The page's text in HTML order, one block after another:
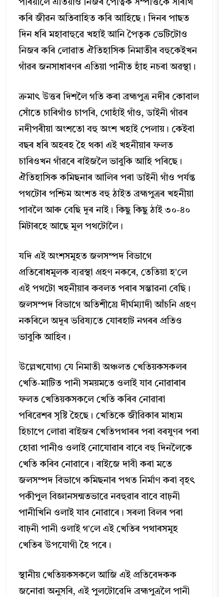
পৰিয়ালে এতিয়াও নিজৰ পৈত্বিক সম্পত্তিকে সাৰথি
কৰি জীৱন অতিবাহিত কৰি আহিছে। দিনৰ পাছত
দিন ধৰি মহাবাহুৱে খহাই আনি পৈতৃক ভেটিটোও
নিজৰ কৰি লোৱাত ঐতিহাসিক নিমাতীৰ বহুকেইখন
গাঁৱৰ জনসাধাৰণৰ এতিয়া পানীত হাঁহ নচৰা অৱস্থা।
ক্ৰমাৎ উত্তৰ দিশলৈ গতি কৰা ব্ৰহ্মপুত্ৰ নদীৰ কোবাল
সোঁতে চাৰিগাঁও চাপৰি, গোহাঁই গাঁও, ডাইনী গাঁৱৰ
নদীপৰীয়া অংশতো বহু অংশ খহাই পেলায়। কেইবা
বছৰ ধৰি অহৰহ হৈ থকা এই খহনীয়াৰ ফলত
চাৰিওখন গাঁৱৰে ৰাইজলৈ ভাবুকি আহি পৰিছে।
ঐতিহাসিক কমিছনাৰ আলিৰ পৰা ডাইনী গাঁও পর্যন্ত
পথটোৰ পশ্চিম অংশত বহু ঠাইত ব্ৰহ্মপুত্ৰৰ খহনীয়া
পাবলৈ আৰু বেছি দূৰ নাই। কিছু কিছু ঠাই ৩০-৪০
মিটাৰহে আছে মূল পথটোলৈ।
যদি এই অংশসমূহত জলসম্পদ বিভাগে
প্ৰতিৰোধমূলক ব্যৱস্থা গ্রহণ নকৰে, তেতিয়া হ'লে
এই পথটো খহনীয়াৰ কবলত পৰাৰ সম্ভাৱনা বেছি।
জলসম্পদ বিভাগে অতিশীঘ্রে দীর্ঘম্যাদী আঁচনি গ্রহণ
নকৰিলে অদূৰ ভৱিষ্যতে যোৰহাট নগৰৰ প্ৰতিও
ভাবুকি আহিব।
উল্লেখযোগ্য যে নিমাতী অঞ্চলত খেতিয়কসকলৰ
খেতি-মাটিত পানী সময়মতে ওলাই যাব নোৱাৰাৰ
ফলত খেতিয়কসকলে খেতি কৰিব নোৱাৰা
পৰিৱেশৰ সৃষ্টি হৈছে। খেতিকে জীৱিকাৰ মাধ্যম
হিচাপে লোৱা ৰাইজৰ খেতিপথাৰৰ পৰা বৰষুণৰ পৰা
হোৱা পানীও ওলাই নোযোৱাৰ বাবে বহু দিনলৈকে
খেতি কৰিব নোৱাৰে। ৰাইজে দাবী কৰা মতে
জলসম্পদ বিভাগে কমিছনাৰ পথত নিৰ্মাণ কৰা বৃহৎ
পকীপুল বিজ্ঞানসন্মতভাৱে নবহুৱাৰ বাবে বাঢ়নী
পানীখিনি ওলাই যাব নোৱাৰে। সৰলা বিলৰ পৰা
বাঢ়নী পানী ওলাই গ'লে এই খেতিৰ পথাৰসমূহ
খেতিৰ উপযোগী হৈ পৰে।
স্থানীয় খেতিয়কসকলে আজি এই প্রতিবেদকক
জনোৱা অনুসৰি, এই পুলটোৱেদি ব্রহ্মপুত্রলৈ পানী